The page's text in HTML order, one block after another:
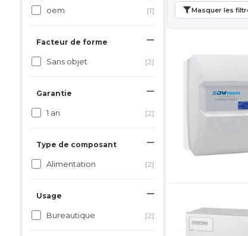
oem [1]
Facteur de forme
Sans objet [2]
Garantie
1 an [2]
Type de composant
Alimentation [2]
Usage
Bureautique [2]
Masquer les